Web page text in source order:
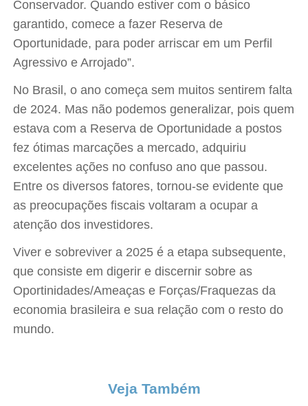
Conservador. Quando estiver com o básico
garantido, comece a fazer Reserva de
Oportunidade, para poder arriscar em um Perfil
Agressivo e Arrojado”.
No Brasil, o ano começa sem muitos sentirem falta
de 2024. Mas não podemos generalizar, pois quem
estava com a Reserva de Oportunidade a postos
fez ótimas marcações a mercado, adquiriu
excelentes ações no confuso ano que passou.
Entre os diversos fatores, tornou-se evidente que
as preocupações fiscais voltaram a ocupar a
atenção dos investidores.
Viver e sobreviver a 2025 é a etapa subsequente,
que consiste em digerir e discernir sobre as
Oportinidades/Ameaças e Forças/Fraquezas da
economia brasileira e sua relação com o resto do
mundo.
Veja Também